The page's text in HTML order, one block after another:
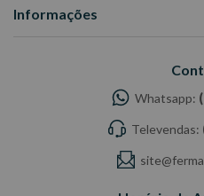
Informações
Whatsapp:
Televendas: